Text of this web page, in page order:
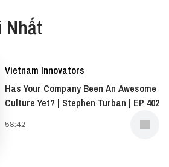
on Youtube
articles about the
vietcetera.com/vn/bo-suu-
questions or invitations for
Nhất
Vietnam Innovators
Has Your Company Been An Awesome
Culture Yet? | Stephen Turban | EP 402
58:42